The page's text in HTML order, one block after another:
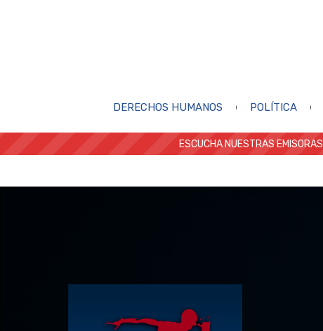
DERECHOS HUMANOS POLÍTICA
ESCUCHA NUESTRAS